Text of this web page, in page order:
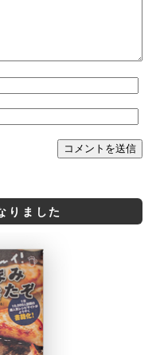
りました